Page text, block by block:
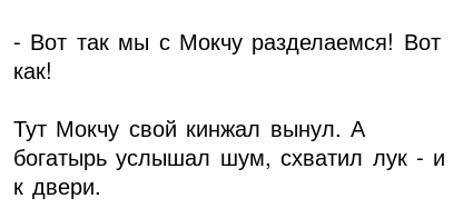
- Вот так мы с Мокчу разделаемся! Вот
как!
Тут Мокчу свой кинжал вынул. А
богатырь услышал шум, схватил лук - и
к двери.